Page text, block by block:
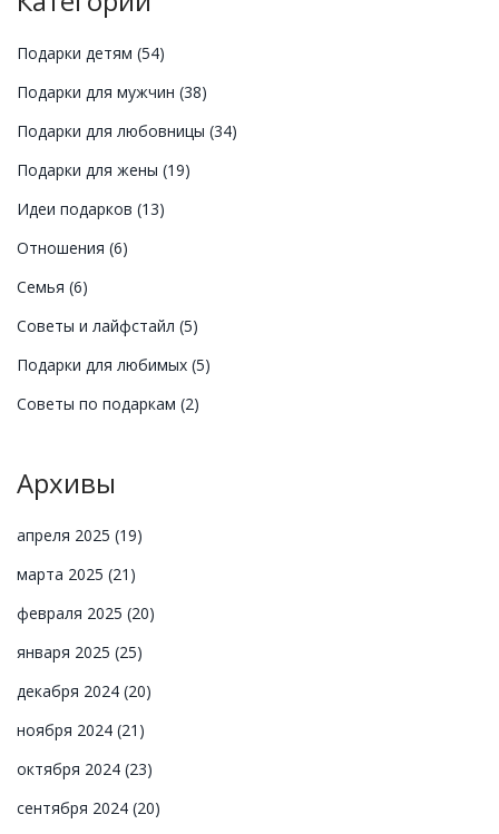
Подарки детям (54)
Подарки для мужчин (38)
Подарки для любовницы (34)
Подарки для жены (19)
Идеи подарков (13)
Отношения (6)
Семья (6)
Советы и лайфстайл (5)
Подарки для любимых (5)
Советы по подаркам (2)
Архивы
апреля 2025 (19)
марта 2025 (21)
февраля 2025 (20)
января 2025 (25)
декабря 2024 (20)
ноября 2024 (21)
октября 2024 (23)
сентября 2024 (20)